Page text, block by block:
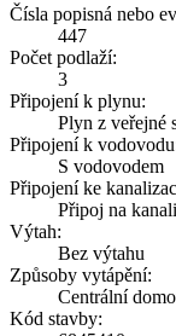
Čísla popisná nebo
447
Počet podlaží:
3
Připojení k plynu:
Plyn z veřejné
Připojení k
S vodovodem
Připojení ke
Připoj na
Výtah:
Bez výtahu
Způsoby vytápění:
Centrální
Kód stavby: